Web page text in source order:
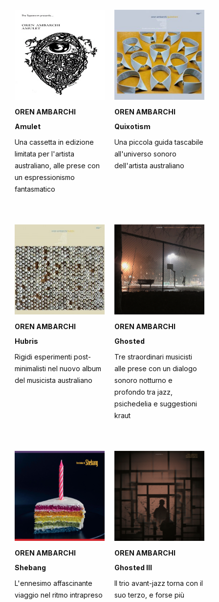
OREN AMBARCHI
Amulet
Una cassetta in edizione
limitata per l'artista
australiano, alle prese con
un espressionismo
fantasmatico
OREN AMBARCHI
Quixotism
Una piccola guida tascabile
all'universo sonoro
dell'artista australiano
OREN AMBARCHI
Hubris
Rigidi esperimenti post-
minimalisti nel nuovo album
del musicista australiano
OREN AMBARCHI
Ghosted
Tre straordinari musicisti
alle prese con un dialogo
sonoro notturno e
profondo tra jazz,
psichedelia e suggestioni
kraut
OREN AMBARCHI
Shebang
L'ennesimo affascinante
viaggio nel ritmo intrapreso
OREN AMBARCHI
Ghosted III
Il trio avant-jazz torna con il
suo terzo, e forse più